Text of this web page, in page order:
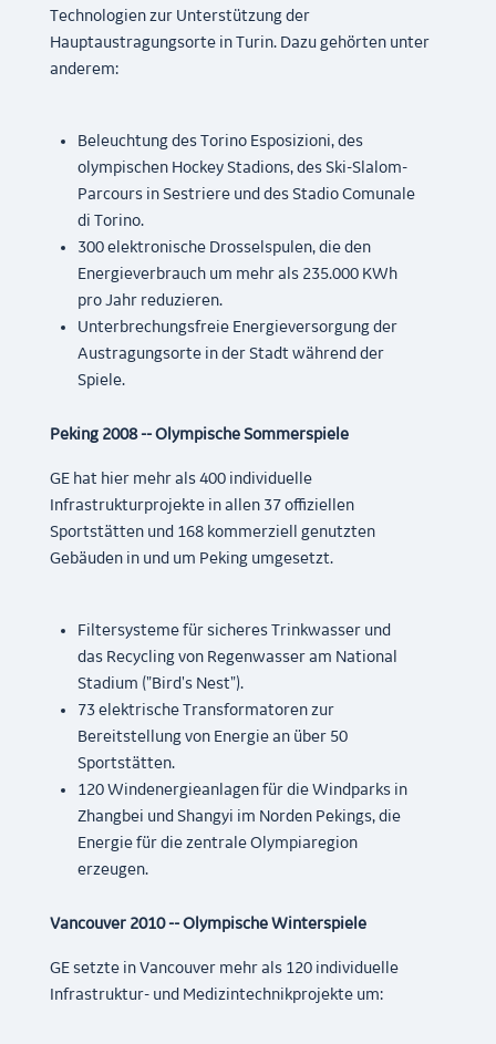
Technologien zur Unterstützung der
Hauptaustragungsorte in Turin. Dazu gehörten unter
anderem:
Beleuchtung des Torino Esposizioni, des
olympischen Hockey Stadions, des Ski-Slalom-
Parcours in Sestriere und des Stadio Comunale
di Torino.
300 elektronische Drosselspulen, die den
Energieverbrauch um mehr als 235.000 KWh
pro Jahr reduzieren.
Unterbrechungsfreie Energieversorgung der
Austragungsorte in der Stadt während der
Spiele.
Peking 2008 -- Olympische Sommerspiele
GE hat hier mehr als 400 individuelle
Infrastrukturprojekte in allen 37 offiziellen
Sportstätten und 168 kommerziell genutzten
Gebäuden in und um Peking umgesetzt.
Filtersysteme für sicheres Trinkwasser und
das Recycling von Regenwasser am National
Stadium ("Bird's Nest").
73 elektrische Transformatoren zur
Bereitstellung von Energie an über 50
Sportstätten.
120 Windenergieanlagen für die Windparks in
Zhangbei und Shangyi im Norden Pekings, die
Energie für die zentrale Olympiaregion
erzeugen.
Vancouver 2010 -- Olympische Winterspiele
GE setzte in Vancouver mehr als 120 individuelle
Infrastruktur- und Medizintechnikprojekte um: